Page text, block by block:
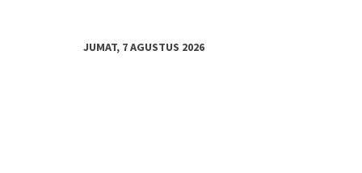
JUMAT, 7 AGUSTUS 2026